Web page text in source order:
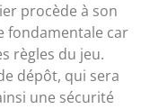
procède à son
fondamentale car
règles du jeu.
dépôt, qui sera
une sécurité